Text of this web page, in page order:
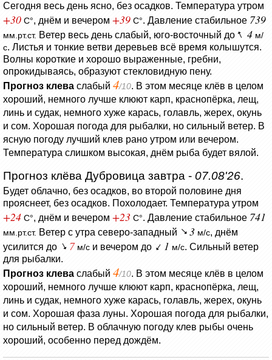
Сегодня весь день ясно, без осадков. Температура утром
+30 C°, днём и вечером +39 C°. Давление стабильное 739
мм.рт.ст. Ветер весь день слабый, юго-восточный до 4 м/
с. Листья и тонкие ветви деревьев всё время колышутся.
Волны короткие и хорошо выраженные, гребни,
опрокидываясь, образуют стекловидную пену.
Прогноз клева слабый 4/10. В этом месяце клёв в целом
хороший, немного лучше клюют карп, краснопёрка, лещ,
линь и судак, немного хуже карась, голавль, жерех, окунь
и сом. Хорошая погода для рыбалки, но сильный ветер. В
ясную погоду лучший клев рано утром или вечером.
Температура слишком высокая, днём рыба будет вялой.
Прогноз клёва Дубровица завтра - 07.08'26.
Будет облачно, без осадков, во второй половине дня
прояснеет, без осадков. Похолодает. Температура утром
+24 C°, днём и вечером +23 C°. Давление стабильное 741
мм.рт.ст. Ветер с утра северо-западный 3 м/с, днём
усилится до
7 м/с и вечером до 1 м/с. Сильный ветер
для рыбалки.
Прогноз клева слабый 4/10. В этом месяце клёв в целом
хороший, немного лучше клюют карп, краснопёрка, лещ,
линь и судак, немного хуже карась, голавль, жерех, окунь
и сом. Хорошая фаза луны. Хорошая погода для рыбалки,
но сильный ветер. В облачную погоду клев рыбы очень
хороший, особенно перед дождём.